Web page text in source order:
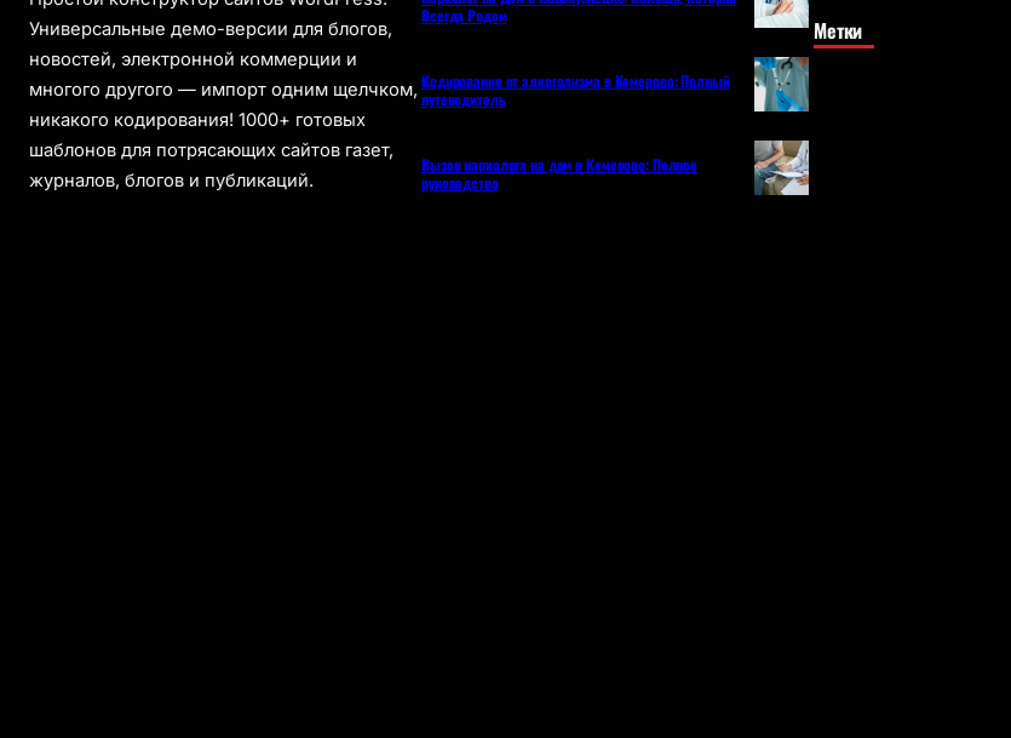
Универсальные демо-версии для блогов,
новостей, электронной коммерции и
многого другого — импорт одним щелчком,
никакого кодирования! 1000+ готовых
шаблонов для потрясающих сайтов газет,
журналов, блогов и публикаций.
Всегда Рядом
Кодирование от алкоголизма в Кемерово: Полный
путеводитель
Вызов нарколога на дом в Кемерово: Полное
руководство
Метки